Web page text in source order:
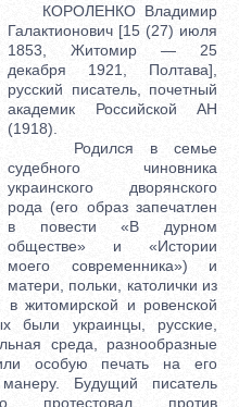
КОРОЛЕНКО Владимир
Галактионович [15 (27) июля
1853, Житомир — 25
декабря 1921, Полтава],
русский писатель, почетный
академик Российской АН
(1918).
Родился в семье
судебного чиновника
украинского дворянского
рода (его образ запечатлен
в повести «В дурном
обществе» и «Истории
моего современника») и
матери, польки, католички из
в житомирской и ровенской
были украинцы, русские,
среда, разнообразные
особую печать на его
манеру. Будущий писатель
протестовал против